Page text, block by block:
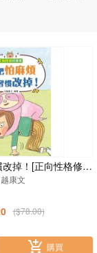
掉！[正向性格修煉
術]康文
($78.00)
購買